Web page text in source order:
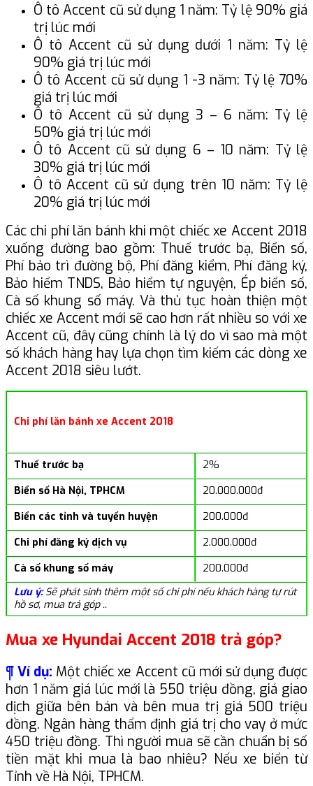
Ô tô Accent cũ sử dụng 1 năm: Tỷ lệ 90% giá
trị lúc mới
Ô tô Accent cũ sử dụng dưới 1 năm: Tỷ lệ
90% giá trị lúc mới
Ô tô Accent cũ sử dụng 1 -3 năm: Tỷ lệ 70%
giá trị lúc mới
Ô tô Accent cũ sử dụng 3 – 6 năm: Tỷ lệ
50% giá trị lúc mới
Ô tô Accent cũ sử dụng 6 – 10 năm: Tỷ lệ
30% giá trị lúc mới
Ô tô Accent cũ sử dụng trên 10 năm: Tỷ lệ
20% giá trị lúc mới
Các chi phí lăn bánh khi một chiếc xe Accent 2018
xuống đường bao gồm: Thuế trước bạ, Biển số,
Phí bảo trì đường bộ, Phí đăng kiểm, Phí đăng ký,
Bảo hiểm TNDS, Bảo hiểm tự nguyện, Ép biển số,
Cà số khung số máy. Và thủ tục hoàn thiện một
chiếc xe Accent mới sẽ cao hơn rất nhiều so với xe
Accent cũ, đây cũng chính là lý do vì sao mà một
số khách hàng hay lựa chọn tìm kiếm các dòng xe
Accent 2018 siêu lướt.
Chi phí lăn bánh xe Accent 2018
Thuế trước bạ
2%
Biển số Hà Nội, TPHCM
20.000.000đ
Biển các tỉnh và tuyến huyện
200.000đ
Chi phí đăng ký dịch vụ
2.000.000đ
Cà số khung số máy
200.000đ
Lưu ý: Sẽ phát sinh thêm một số chi phí nếu khách hàng tự rút
hồ sơ, mua trả góp ..
Mua xe Hyundai Accent 2018 trả góp?
¶ Ví dụ: Một chiếc xe Accent cũ mới sử dụng được
hơn 1 năm giá lúc mới là 550 triệu đồng, giá giao
dịch giữa bên bán và bên mua trị giá 500 triệu
đồng. Ngân hàng thẩm định giá trị cho vay ở mức
450 triệu đồng. Thì người mua sẽ cần chuẩn bị số
tiền mặt khi mua là bao nhiêu? Nếu xe biển từ
Tỉnh về Hà Nội, TPHCM.